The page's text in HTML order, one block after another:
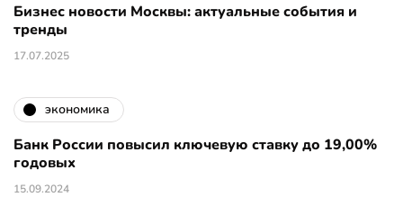
Бизнес новости Москвы: актуальные события и
тренды
17.07.2025
экономика
Банк России повысил ключевую ставку до 19,00%
годовых
15.09.2024